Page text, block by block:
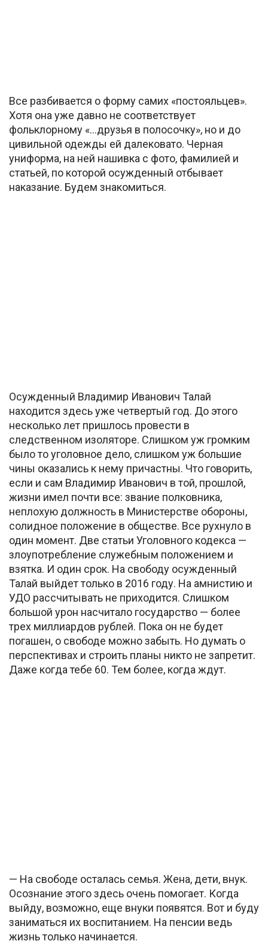
Все разбивается о форму самих «постояльцев».
Хотя она уже давно не соответствует
фольклорному «…друзья в полосочку», но и до
цивильной одежды ей далековато. Черная
униформа, на ней нашивка с фото, фамилией и
статьей, по которой осужденный отбывает
наказание. Будем знакомиться.
Осужденный Владимир Иванович Талай
находится здесь уже четвертый год. До этого
несколько лет пришлось провести в
следственном изоляторе. Слишком уж громким
было то уголовное дело, слишком уж большие
чины оказались к нему причастны. Что говорить,
если и сам Владимир Иванович в той, прошлой,
жизни имел почти все: звание полковника,
неплохую должность в Министерстве обороны,
солидное положение в обществе. Все рухнуло в
один момент. Две статьи Уголовного кодекса —
злоупотребление служебным положением и
взятка. И один срок. На свободу осужденный
Талай выйдет только в 2016 году. На амнистию и
УДО рассчитывать не приходится. Слишком
большой урон насчитало государство — более
трех миллиардов рублей. Пока он не будет
погашен, о свободе можно забыть. Но думать о
перспективах и строить планы никто не запретит.
Даже когда тебе 60. Тем более, когда ждут.
— На свободе осталась семья. Жена, дети, внук.
Осознание этого здесь очень помогает. Когда
выйду, возможно, еще внуки появятся. Вот и буду
заниматься их воспитанием. На пенсии ведь
жизнь только начинается.